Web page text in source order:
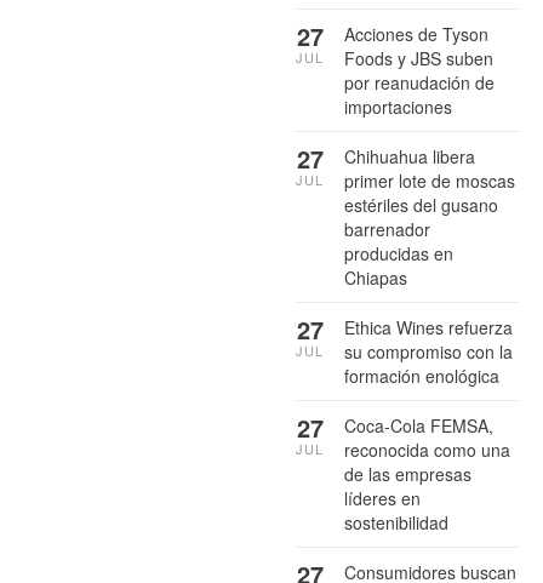
Acciones de Tyson
Foods y JBS suben
por reanudación de
importaciones
27
JUL
Chihuahua libera
primer lote de moscas
estériles del gusano
barrenador
producidas en
Chiapas
27
JUL
Ethica Wines refuerza
su compromiso con la
formación enológica
27
JUL
Coca-Cola FEMSA,
reconocida como una
de las empresas
líderes en
sostenibilidad
27
JUL
Consumidores buscan
27